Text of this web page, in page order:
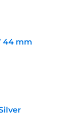
44 mm